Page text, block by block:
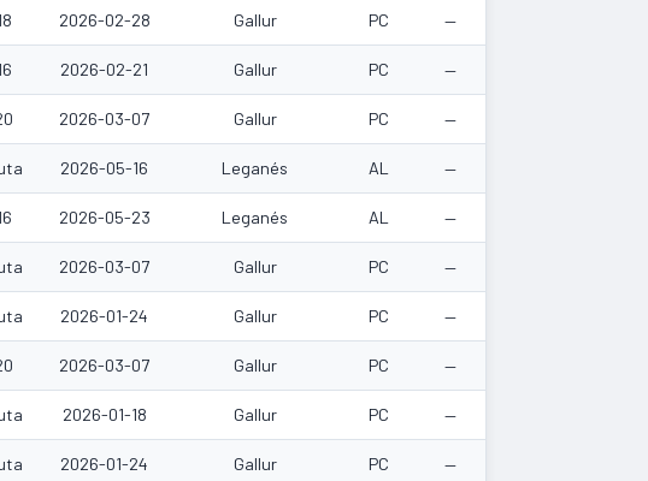
2026-02-28 Gallur PC —
2026-02-21 Gallur PC —
2026-03-07 Gallur PC —
2026-05-16 Leganés AL —
2026-05-23 Leganés AL —
2026-03-07 Gallur PC —
2026-01-24 Gallur PC —
2026-03-07 Gallur PC —
2026-01-18 Gallur PC —
2026-01-24 Gallur PC —